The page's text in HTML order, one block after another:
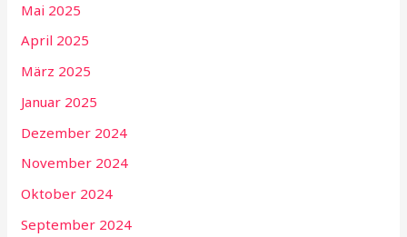
Mai 2025
April 2025
März 2025
Januar 2025
Dezember 2024
November 2024
Oktober 2024
September 2024